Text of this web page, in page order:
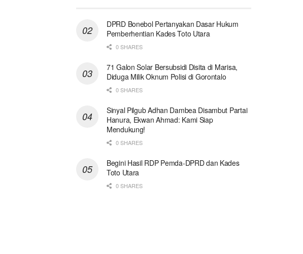
DPRD Bonebol Pertanyakan Dasar Hukum
Pemberhentian Kades Toto Utara
0 SHARES
71 Galon Solar Bersubsidi Disita di Marisa,
Diduga Milik Oknum Polisi di Gorontalo
0 SHARES
Sinyal Pilgub Adhan Dambea Disambut Partai
Hanura, Ekwan Ahmad: Kami Siap
Mendukung!
0 SHARES
Begini Hasil RDP Pemda-DPRD dan Kades
Toto Utara
0 SHARES